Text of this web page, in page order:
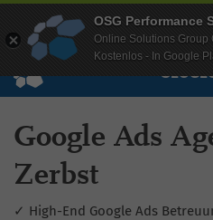
Wissen Free Checks
SEO
Google Ads
Zerbst
✓ High-End Google Ads
OSG Performance
Online Solutions Group
Kostenlos - In Google